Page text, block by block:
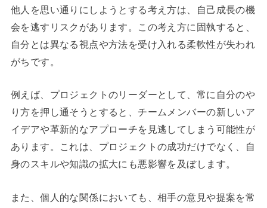
他人を思い通りにしようとする考え方は、自己成長の機
会を逃すリスクがあります。この考え方に固執すると、
自分とは異なる視点や方法を受け入れる柔軟性が失われ
がちです。
例えば、プロジェクトのリーダーとして、常に自分のや
り方を押し通そうとすると、チームメンバーの新しいア
イデアや革新的なアプローチを見逃してしまう可能性が
あります。これは、プロジェクトの成功だけでなく、自
身のスキルや知識の拡大にも悪影響を及ぼします。
また、個人的な関係においても、相手の意見や提案を常